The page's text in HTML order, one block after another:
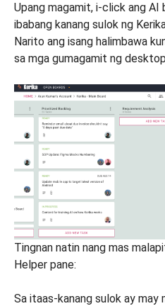
Upang magamit, i-click ang AI
ibabang kanang sulok ng
Narito ang isang halimbawa
sa mga gumagamit ng
Tingnan natin nang mas
Helper pane:
Sa itaas-kanang sulok ay may